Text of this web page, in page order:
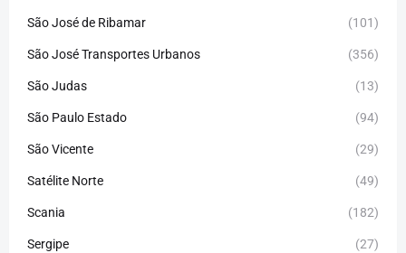
São José de Ribamar (101)
São José Transportes Urbanos (356)
São Judas (13)
São Paulo Estado (94)
São Vicente (29)
Satélite Norte (49)
Scania (182)
Sergipe (27)